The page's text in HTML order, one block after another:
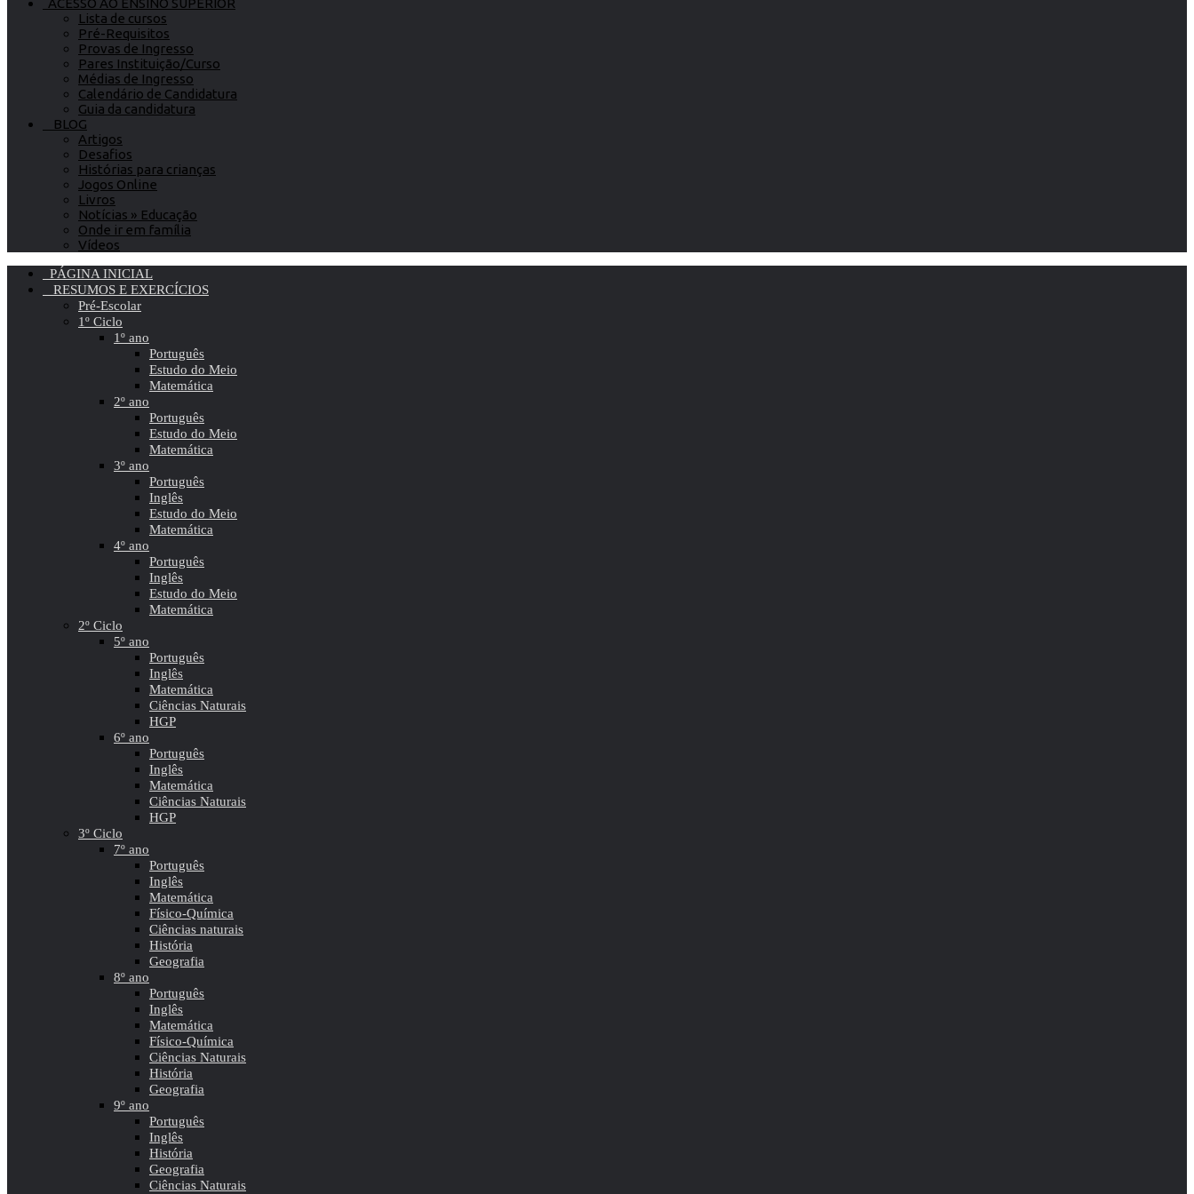
ACESSO AO ENSINO SUPERIOR
Lista de cursos
Pré-Requisitos
Provas de Ingresso
Pares Instituição/Curso
Médias de Ingresso
Calendário de Candidatura
Guia da candidatura
BLOG
Artigos
Desafios
Histórias para crianças
Jogos Online
Livros
Notícias » Educação
Onde ir em família
Vídeos
PÁGINA INICIAL
RESUMOS E EXERCÍCIOS
Pré-Escolar
1º Ciclo
1º ano
Português
Estudo do Meio
Matemática
2º ano
Português
Estudo do Meio
Matemática
3º ano
Português
Inglês
Estudo do Meio
Matemática
4º ano
Português
Inglês
Estudo do Meio
Matemática
2º Ciclo
5º ano
Português
Inglês
Matemática
Ciências Naturais
HGP
6º ano
Português
Inglês
Matemática
Ciências Naturais
HGP
3º Ciclo
7º ano
Português
Inglês
Matemática
Físico-Química
Ciências naturais
História
Geografia
8º ano
Português
Inglês
Matemática
Físico-Química
Ciências Naturais
História
Geografia
9º ano
Português
Inglês
História
Geografia
Ciências Naturais